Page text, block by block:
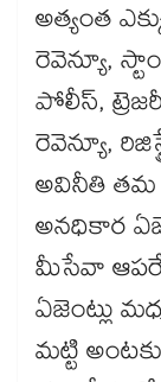
అత్యంత
రెవెన్యూ,
పోలీస్,
రెవెన్యూ,
అవినీతి తమ
అనధికార
మీసేవా
ఏజెంట్లు
మట్టి